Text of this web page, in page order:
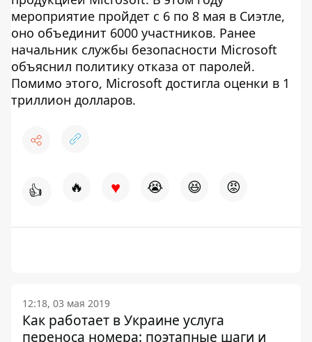
мероприятие пройдет с 6 по 8 мая в Сиэтле,
оно объединит 6000 участников. Ранее
начальник службы безопасности Microsoft
объяснил политику отказа от паролей.
Помимо этого, Microsoft достигла оценки в 1
триллион долларов.
👍 🔥 ♥ 😭 😆 😡
12:18, 03 мая 2019
Как работает в Украине услуга
переноса номера: поэтапные шаги и